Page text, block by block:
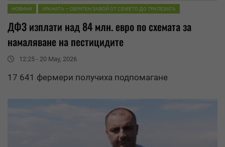
НОВИНИ ХРАНАТА – ОБРАТЕН ЗАВОЙ ОТ СЕМЕТО ДО ТРАПЕЗАТА
ДФЗ изплати над 84 млн. евро по схемата за
намаляване на пестицидите
12:25 - 20 May, 2026
17 641 фермери получиха подпомагане